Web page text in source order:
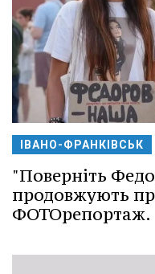
ІВАНО-ФРАНКІВСЬК
"Поверніть
продовжують
ФОТОрепортаж.